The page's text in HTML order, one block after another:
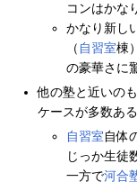
コンはかな
かなり新し
（ 自習室棟
の豪華さに
他の塾と近いの
ケースが多数ある
自習室自体
じっか生徒
一方で河合